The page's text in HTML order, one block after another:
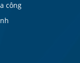
công